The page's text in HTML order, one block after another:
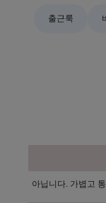
출근룩
아닙니다. 가볍고